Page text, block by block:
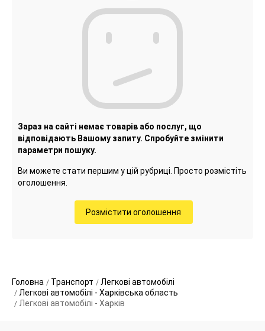
Зараз на сайті немає товарів або послуг, що
відповідають Вашому запиту. Спробуйте змінити
параметри пошуку.
Ви можете стати першим у цій рубриці. Просто розмістіть
оголошення.
Розмістити оголошення
Головна Транспорт
Легкові автомобілі
Легкові автомобілі - Харківська область
Легкові автомобілі - Харків